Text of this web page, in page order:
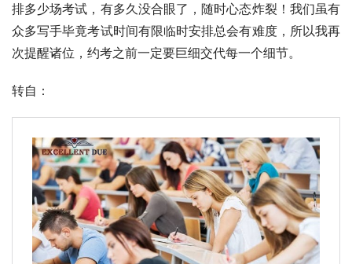
排多少场考试，有多久没合眼了，随时心态炸裂！我们虽有
众多写手毕竟考试时间有限临时安排总会有难度，所以我再
次提醒诸位，约考之前一定要巨细交代每一个细节。
转自：